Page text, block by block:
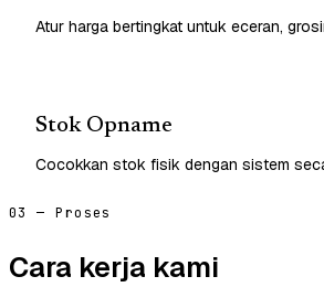
Atur harga bertingkat untuk eceran,
Stok Opname
Cocokkan stok fisik dengan sistem
03 — Proses
Cara kerja kami